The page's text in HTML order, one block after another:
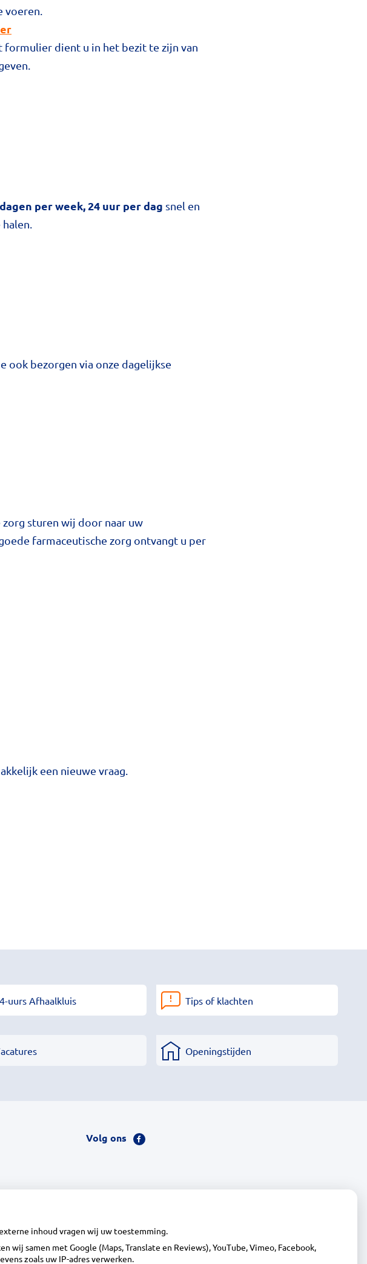
voeren.
formulier dient u in het bezit te zijn van
per week, 24 uur per dag snel en
ook bezorgen via onze dagelijkse
zorg sturen wij door naar uw
farmaceutische zorg ontvangt u per
een nieuwe vraag.
uurs Afhaalkluis Tips of klachten
Openingstijden
Volg ons
Bezoek
inhoud vragen wij uw toestemming.
samen met Google (Maps, Translate en Reviews), YouTube, Vimeo, Facebook,
zoals uw IP-adres verwerken.